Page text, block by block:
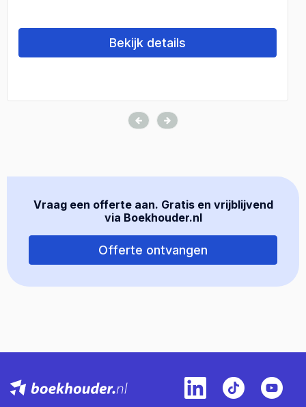
Bekijk details
Vraag een offerte aan. Gratis en vrijblijvend
via Boekhouder.nl
Offerte ontvangen